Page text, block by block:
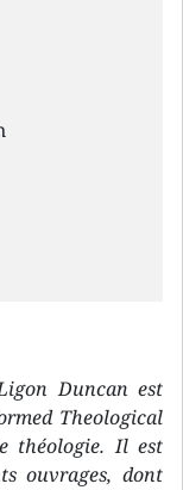
Duncan est
Theological
théologie. Il est
ouvrages, dont